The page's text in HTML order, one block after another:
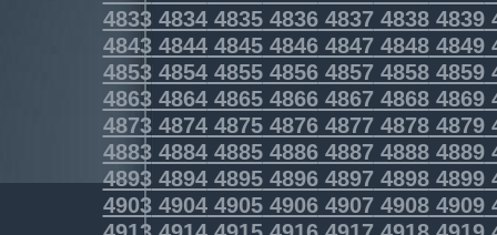
4833483448354836483748384839
4843484448454846484748484849
4853485448554856485748584859
4863486448654866486748684869
4873487448754876487748784879
4883488448854886488748884889
4893489448954896489748984899
4903490449054906490749084909